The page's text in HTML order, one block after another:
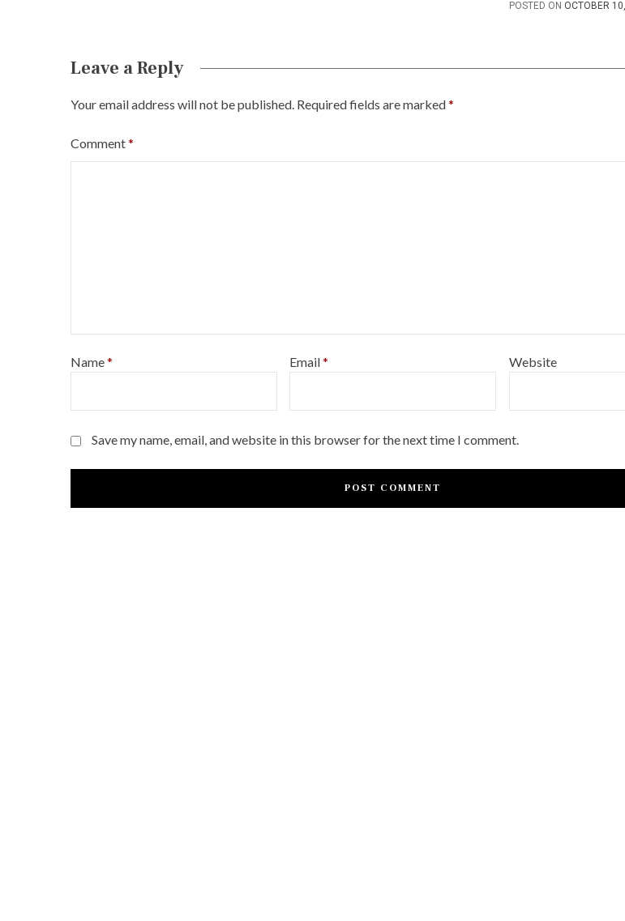
POSTED ON OCTOBER
Leave a Reply
Your email address will not be published. Required fields are marked*
Comment*
Name* Email* Website
Save my name, email, and website in this browser for the next time I comment.